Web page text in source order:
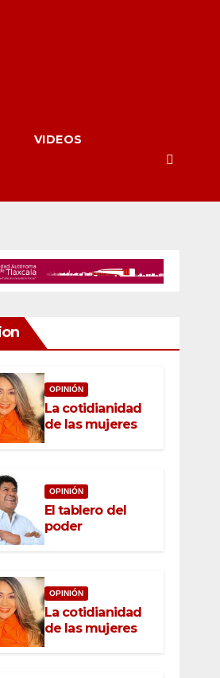
VIDEOS
OPINIÓN
La cotidianidad
de las mujeres
OPINIÓN
El tablero del
poder
OPINIÓN
La cotidianidad
de las mujeres